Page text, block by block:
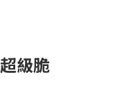
級脆